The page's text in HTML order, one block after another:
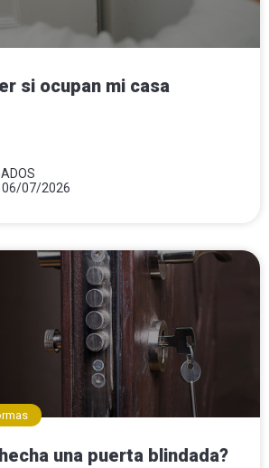
si ocupan mi casa
06/07/2026
una puerta blindada?